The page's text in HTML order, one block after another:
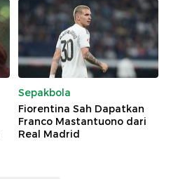
Sepakbola
Fiorentina Sah Dapatkan
Franco Mastantuono dari
Real Madrid